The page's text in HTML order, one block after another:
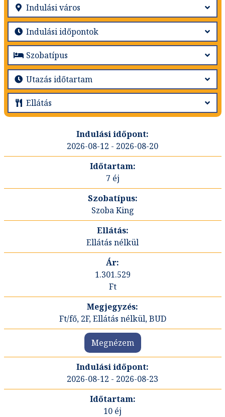
2026-08-12 - 2026-08-20
7 éj
Szoba King
Ellátás nélkül
1.301.529
Ft
Ft/fő, 2F, Ellátás nélkül, BUD
Megnézem
2026-08-12 - 2026-08-23
10 éj